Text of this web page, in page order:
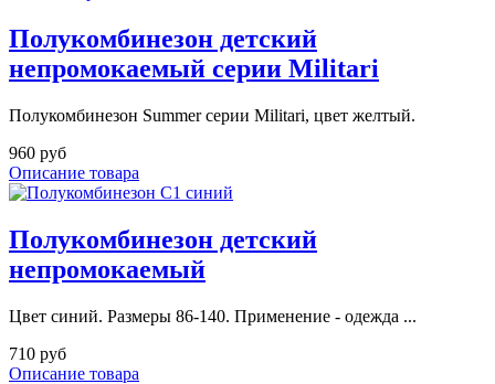
Полукомбинезон детский
непромокаемый серии Militari
Полукомбинезон Summer серии Militari, цвет желтый.
960 руб
Описание товара
Полукомбинезон детский
непромокаемый
Цвет синий. Размеры 86-140. Применение - одежда ...
710 руб
Описание товара